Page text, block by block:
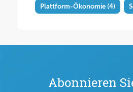
Plattform-Ökonomie (4)
Abonnieren